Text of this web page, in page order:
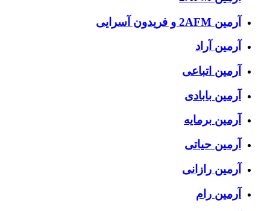
آرمین 2AFM و فریدون آسرایی
آرمین آراد
آرمین اتباعی
آرمین بابادی
آرمین برمایه
آرمین حیاتی
آرمین رازانی
آرمین رام